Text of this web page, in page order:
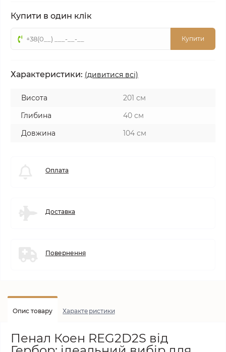
Купити в один клік
Купити
Характеристики: (дивитися всі)
Висота
201 см
Глибина
40 см
Довжина
104 см
Оплата
Доставка
Повернення
Опис товару Характеристики
Пенал Коен REG2D2S від